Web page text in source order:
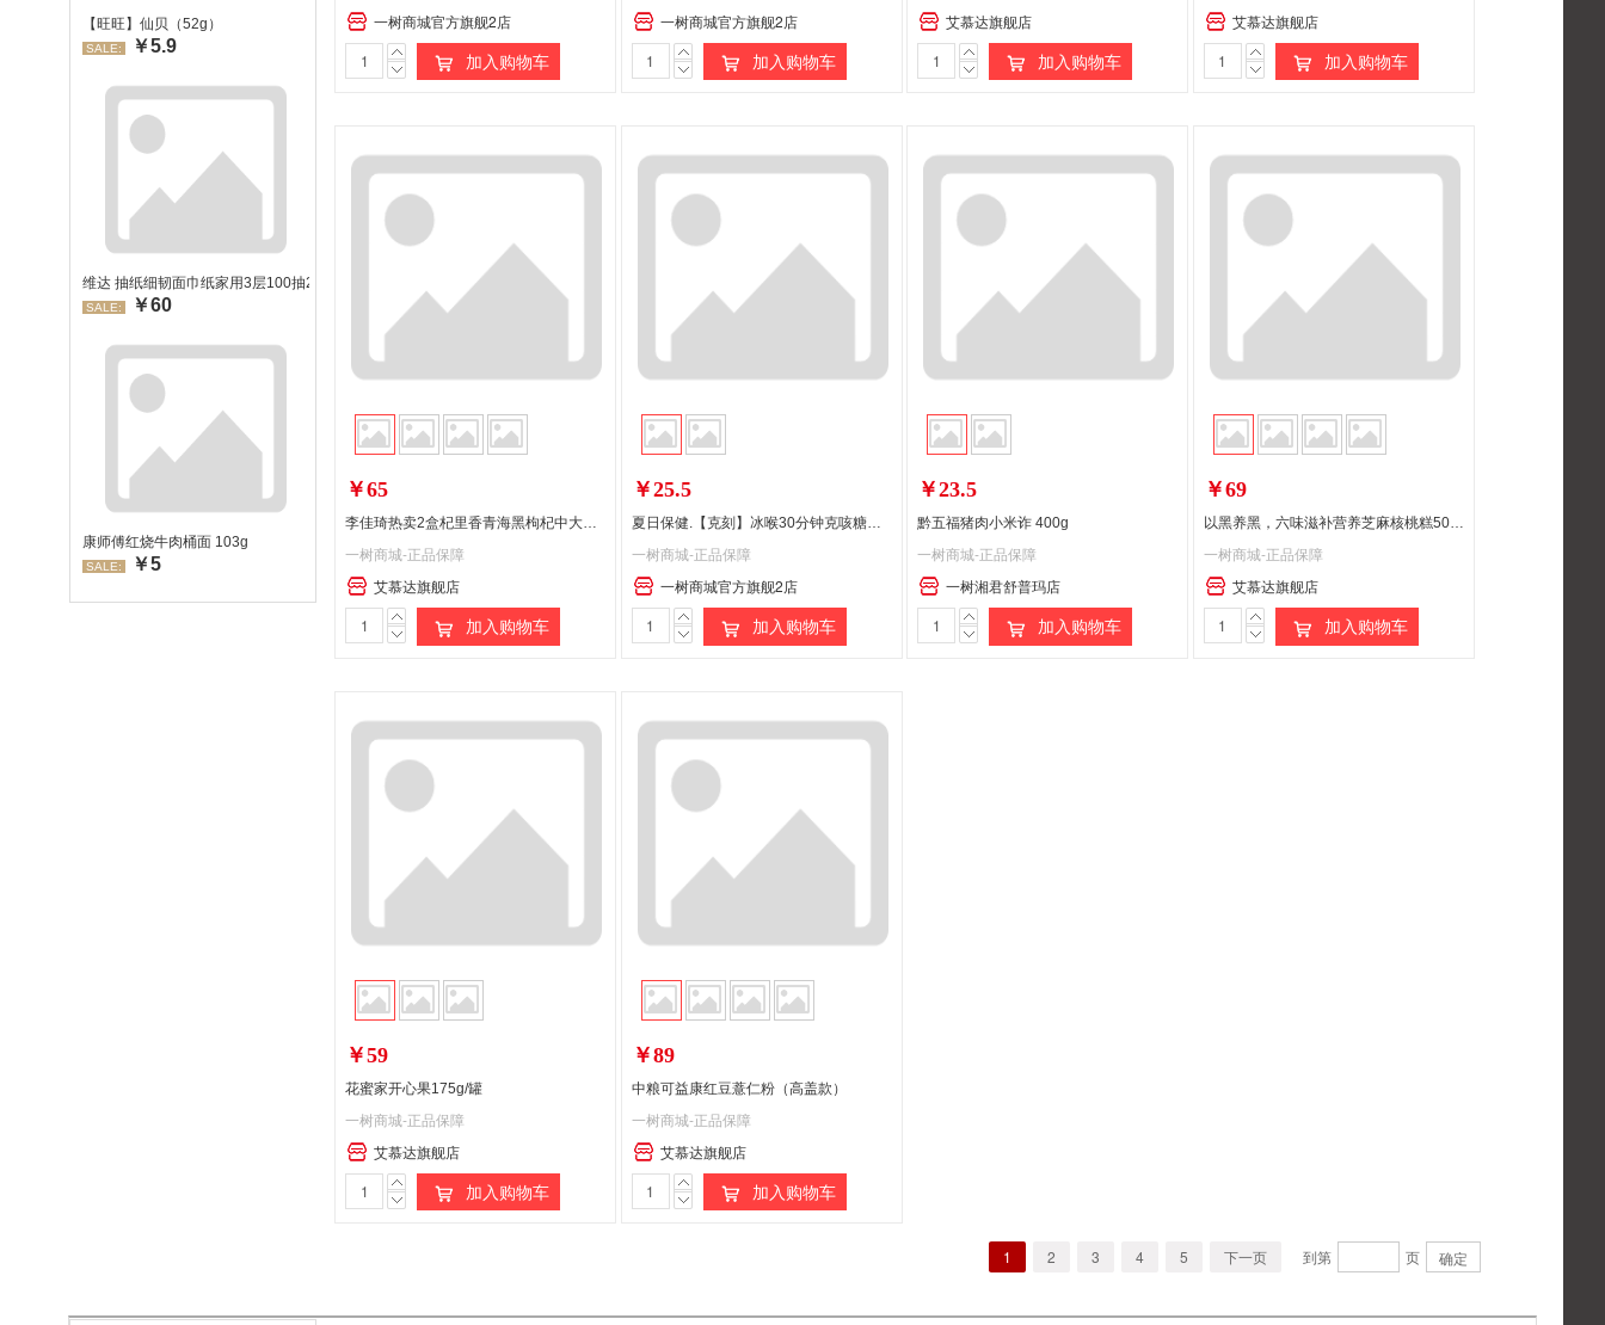
【旺旺】仙贝（52g）
SALE: ￥5.9
维达 抽纸细韧面巾纸家用3层100抽24包/箱 超值装 偏远地区不发货偏远地区:(含新疆、西藏、内蒙古、宁夏、海南、青海)不发货
SALE: ￥60
康师傅红烧牛肉桶面 103g
SALE: ￥5
一树商城官方旗舰2店
加入购物车
一树商城官方旗舰2店
加入购物车
艾慕达旗舰店
加入购物车
艾慕达旗舰店
加入购物车
￥65
李佳琦热卖2盒杞里香青海黑枸杞中大果120g/盒正品格尔木枸杞子正宗泡水泡茶泡酒干吃
一树商城-正品保障
艾慕达旗舰店
加入购物车
￥25.5
夏日保健.【克刻】冰喉30分钟克咳糖（无糖） 40g/盒（约16粒）
一树商城-正品保障
一树商城官方旗舰2店
加入购物车
￥23.5
黔五福猪肉小米诈 400g
一树商城-正品保障
一树湘君舒普玛店
加入购物车
￥69
以黑养黑，六味滋补营养芝麻核桃糕500g/盒
一树商城-正品保障
艾慕达旗舰店
加入购物车
￥59
花蜜家开心果175g/罐
一树商城-正品保障
艾慕达旗舰店
加入购物车
￥89
中粮可益康红豆薏仁粉（高盖款）
一树商城-正品保障
艾慕达旗舰店
加入购物车
1 2 3 4 5 下一页 到第 页 确定